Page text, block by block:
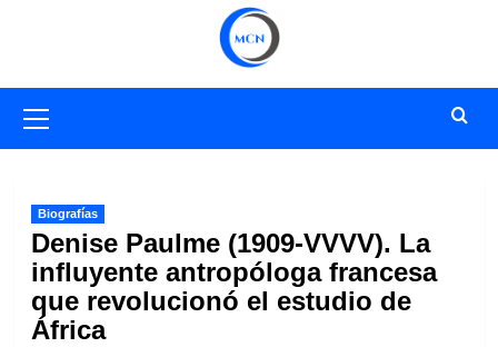
primario
Biografías
Denise Paulme (1909-VVVV). La
influyente antropóloga francesa
que revolucionó el estudio de
África